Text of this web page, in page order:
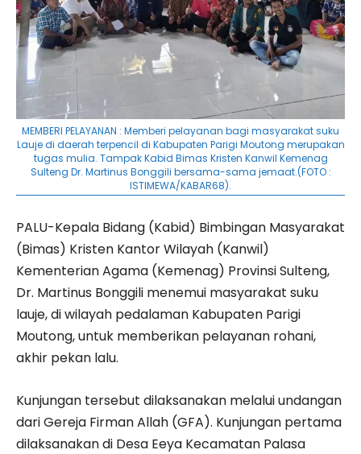
MEMBERI PELAYANAN : Memberi pelayanan bagi masyarakat suku
Lauje di daerah terpencil di Kabupaten Parigi Moutong merupakan
tugas mulia. Tampak Kabid Bimas Kristen Kanwil Kemenag
Sulteng Dr. Martinus Bonggili bersama-sama jemaat.(FOTO :
ISTIMEWA/KABAR68).
PALU-Kepala Bidang (Kabid) Bimbingan Masyarakat
(Bimas) Kristen Kantor Wilayah (Kanwil)
Kementerian Agama (Kemenag) Provinsi Sulteng,
Dr. Martinus Bonggili menemui masyarakat suku
lauje, di wilayah pedalaman Kabupaten Parigi
Moutong, untuk memberikan pelayanan rohani,
akhir pekan lalu.
Kunjungan tersebut dilaksanakan melalui undangan
dari Gereja Firman Allah (GFA). Kunjungan pertama
dilaksanakan di Desa Eeya Kecamatan Palasa